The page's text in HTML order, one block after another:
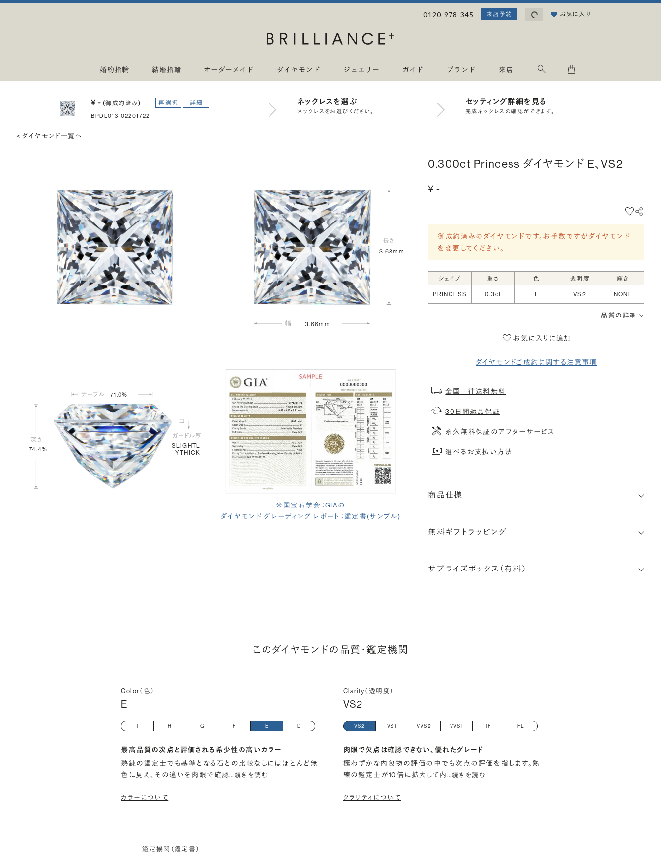
0120-978-345 来店予約 読み込み中...お気に入り
婚約指輪 結婚指輪 オーダーメイド ダイヤモンド ジュエリー ガイド ブランド 来店
¥ -(御成約済み) 再選択 詳細
BPDL013-02201722
ネックレスを選ぶ
ネックレスをお選びください。
セッティング詳細を見る
完成ネックレスの確認ができます。
< ダイヤモンド一覧へ
3.68mm
3.66mm
74.4%
71.0%
SLIGHTL
YTHICK
米国宝石学会：GIAの
ダイヤモンド グレーディング レポート：鑑定書(サンプル)
0.300ct Princess ダイヤモンド E、VS2
¥ -
御成約済みのダイヤモンドです。お手数ですがダイヤモンド
を変更してください。
シェイプ 重さ 色 透明度 輝き
PRINCESS 0.3ct E VS2 NONE
品質の詳細
お気に入りに追加
ダイヤモンドご成約に関する注意事項
全国一律送料無料
30日間返品保証
永久無料保証のアフターサービス
選べるお支払い方法
商品仕様
(長さx幅×深さ)
無料ギフトラッピング
サプライズボックス（有料）
このダイヤモンドの品質・鑑定機関
Color（色）
E
I H G F E D
最高品質の次点と評価される希少性の高いカラー
熟練の鑑定士でも基準となる石との比較なしにはほとんど無
色に見え、その違いを肉眼で確認…続きを読む
カラーについて
Clarity（透明度）
VS2
VS2 VS1 VVS2 VVS1 IF FL
肉眼で欠点は確認できない、優れたグレード
極わずかな内包物の評価の中でも次点の評価を指します。熟
練の鑑定士が10倍に拡大して内…続きを読む
クラリティについて
鑑定機関（鑑定書）